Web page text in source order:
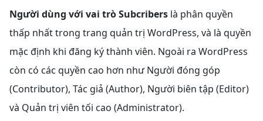
Người dùng với vai trò Subcribers là phân quyền
thấp nhất trong trang quản trị WordPress, và là quyền
mặc định khi đăng ký thành viên. Ngoài ra WordPress
còn có các quyền cao hơn như Người đóng góp
(Contributor), Tác giả (Author), Người biên tập (Editor)
và Quản trị viên tối cao (Administrator).